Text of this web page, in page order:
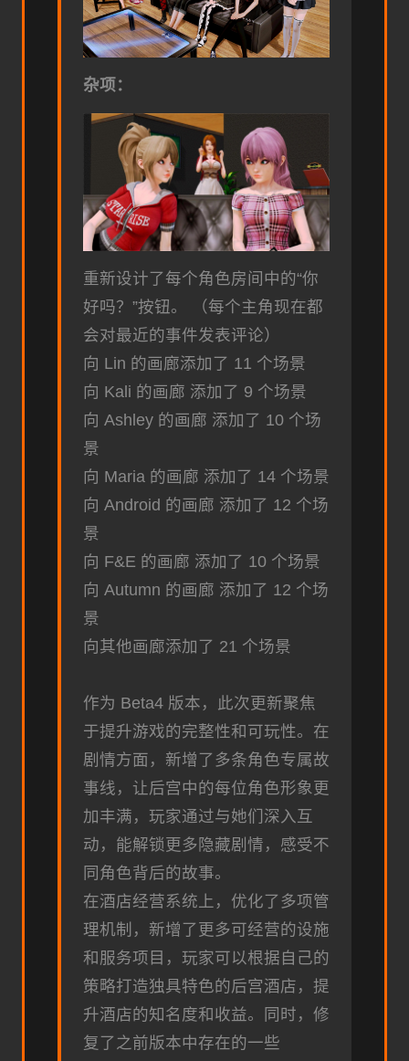
杂项：
重新设计了每个角色房间中的“你
好吗？”按钮。 （每个主角现在都
会对最近的事件发表评论）
向 Lin 的画廊添加了 11 个场景
向 Kali 的画廊 添加了 9 个场景
向 Ashley 的画廊 添加了 10 个场
景
向 Maria 的画廊 添加了 14 个场景
向 Android 的画廊 添加了 12 个场
景
向 F&E 的画廊 添加了 10 个场景
向 Autumn 的画廊 添加了 12 个场
景
向其他画廊添加了 21 个场景
作为 Beta4 版本，此次更新聚焦
于提升游戏的完整性和可玩性。在
剧情方面，新增了多条角色专属故
事线，让后宫中的每位角色形象更
加丰满，玩家通过与她们深入互
动，能解锁更多隐藏剧情，感受不
同角色背后的故事。
在酒店经营系统上，优化了多项管
理机制，新增了更多可经营的设施
和服务项目，玩家可以根据自己的
策略打造独具特色的后宫酒店，提
升酒店的知名度和收益。同时，修
复了之前版本中存在的一些